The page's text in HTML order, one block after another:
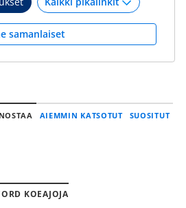
samanlaiset
AIEMMIN KATSOTUT SUOSITUT
KOEAJOJA